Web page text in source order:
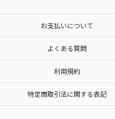
お支払いについて
よくある質問
利用規約
特定商取引法に関する表記